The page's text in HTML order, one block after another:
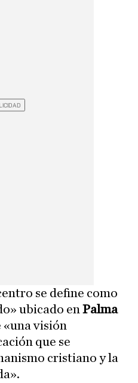
se define como
ubicado en Palma
visión
que se
cristiano y la